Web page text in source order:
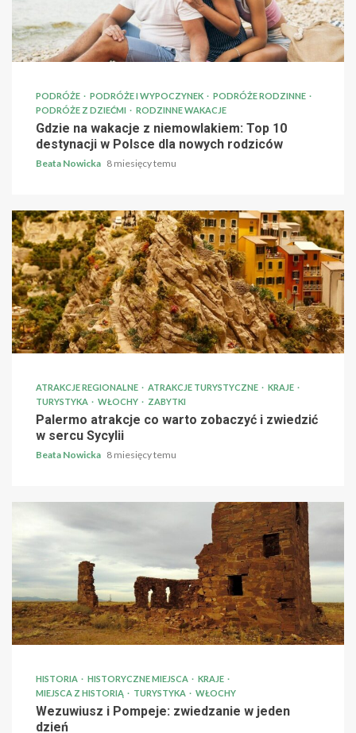
PODRÓŻE PODRÓŻE I WYPOCZYNEK
PODRÓŻE RODZINNE
PODRÓŻE Z DZIEĆMI
RODZINNE WAKACJE
Gdzie na wakacje z niemowlakiem: Top 10
destynacji w Polsce dla nowych rodziców
Beata Nowicka 8 miesięcy temu
ATRAKCJE REGIONALNE ATRAKCJE TURYSTYCZNE
KRAJE
TURYSTYKA
WŁOCHY ZABYTKI
Palermo atrakcje co warto zobaczyć i zwiedzić
w sercu Sycylii
Beata Nowicka 8 miesięcy temu
HISTORIA HISTORYCZNE MIEJSCA
KRAJE
MIEJSCA Z HISTORIĄ
TURYSTYKA WŁOCHY
Wezuwiusz i Pompeje: zwiedzanie w jeden
dzień